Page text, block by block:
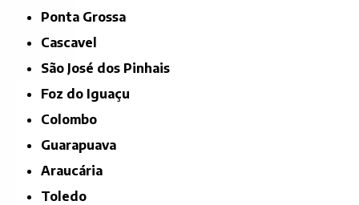
Ponta Grossa
Cascavel
São José dos Pinhais
Foz do Iguaçu
Colombo
Guarapuava
Araucária
Toledo